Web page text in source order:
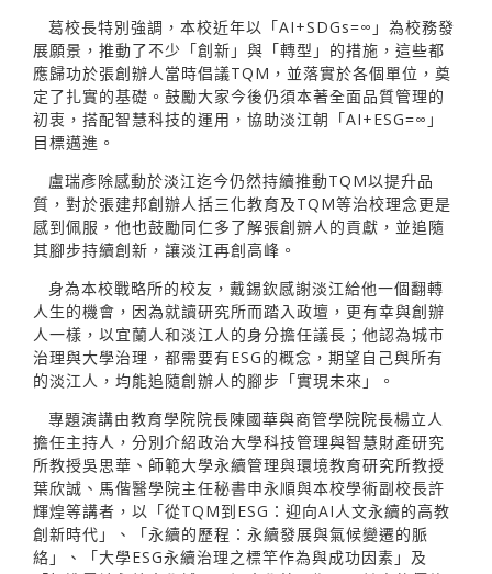
葛校長特別強調，本校近年以「AI+SDGs=∞」為校務發
展願景，推動了不少「創新」與「轉型」的措施，這些都
應歸功於張創辦人當時倡議TQM，並落實於各個單位，奠
定了扎實的基礎。鼓勵大家今後仍須本著全面品質管理的
初衷，搭配智慧科技的運用，協助淡江朝「AI+ESG=∞」
目標邁進。
盧瑞彥除感動於淡江迄今仍然持續推動TQM以提升品
質，對於張建邦創辦人括三化教育及TQM等治校理念更是
感到佩服，他也鼓勵同仁多了解張創辧人的貢獻，並追隨
其腳步持續創新，讓淡江再創高峰。
身為本校戰略所的校友，戴錫欽感謝淡江給他一個翻轉
人生的機會，因為就讀研究所而踏入政壇，更有幸與創辦
人一樣，以宜蘭人和淡江人的身分擔任議長；他認為城市
治理與大學治理，都需要有ESG的概念，期望自己與所有
的淡江人，均能追隨創辦人的腳步「實現未來」。
專題演講由教育學院院長陳國華與商管學院院長楊立人
擔任主持人，分別介紹政治大學科技管理與智慧財產研究
所教授吳思華、師範大學永續管理與環境教育研究所教授
葉欣誠、馬偕醫學院主任秘書申永順與本校學術副校長許
輝煌等講者，以「從TQM到ESG：迎向AI人文永續的高教
創新時代」、「永續的歷程：永續發展與氣候變遷的脈
絡」、「大學ESG永續治理之標竿作為與成功因素」及